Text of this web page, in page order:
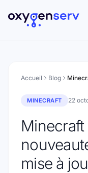
Accueil Blog
MINECRAFT 22
Minecraft
mise à